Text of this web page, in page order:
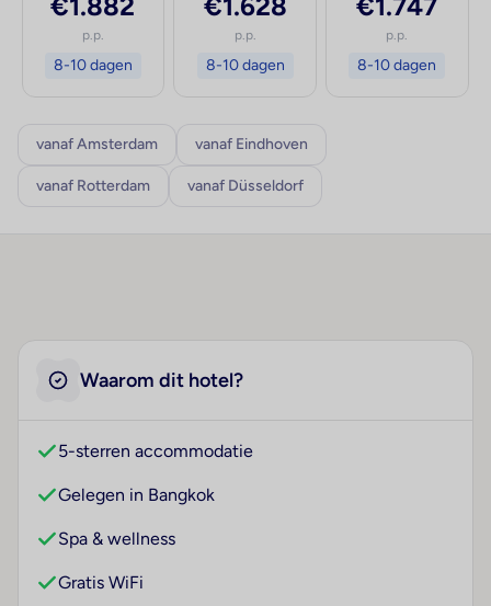
p.p.
8-10 dagen
p.p.
8-10 dagen
p.p.
8-10 dagen
vanaf Amsterdam vanaf Eindhoven
vanaf Rotterdam vanaf Düsseldorf
Waarom dit hotel?
5-sterren accommodatie
Gelegen in Bangkok
Spa & wellness
Gratis WiFi